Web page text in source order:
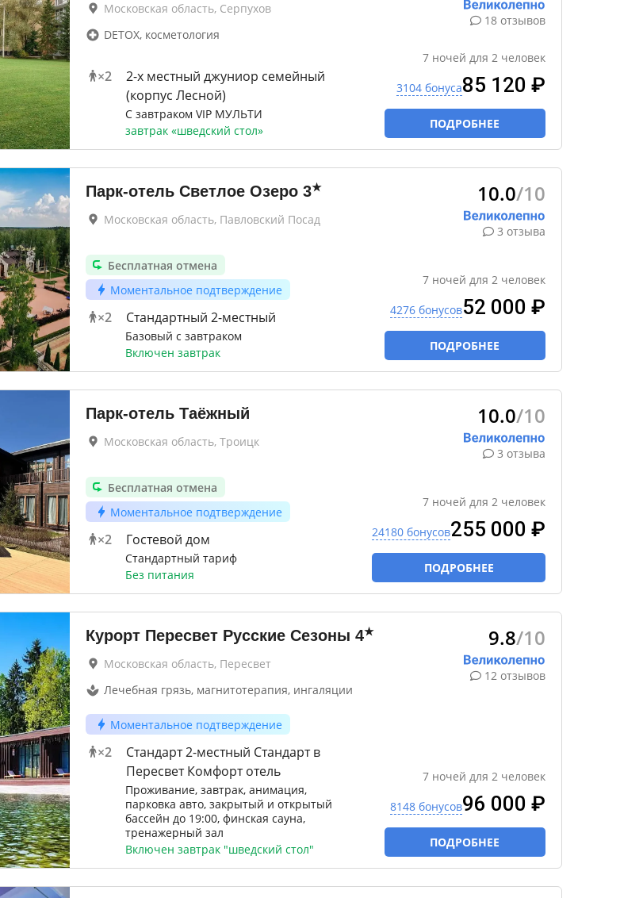
Московская область, Серпухов
DETOX, косметология
×2
2-x местный джуниор семейный
(корпус Лесной)
С завтраком VIP МУЛЬТИ
завтрак «шведский стол»
18 отзывов
7 ночей для 2 человек
3104 бонуса85 120 ₽
ПОДРОБНЕЕ
Парк-отель Светлое Озеро 3★
Московская область, Павловский Посад
Бесплатная отмена
Моментальное подтверждение
×2 Стандартный 2-местный
Базовый с завтраком
Включен завтрак
10.0/10
3 отзыва
7 ночей для 2 человек
4276 бонусов52 000 ₽
ПОДРОБНЕЕ
Парк-отель Таёжный
Московская область, Троицк
Бесплатная отмена
Моментальное подтверждение
×2 Гостевой дом
Стандартный тариф
Без питания
10.0/10
3 отзыва
7 ночей для 2 человек
24180 бонусов255 000 ₽
ПОДРОБНЕЕ
Курорт Пересвет Русские Сезоны 4★
Московская область, Пересвет
Лечебная грязь, магнитотерапия, ингаляции
Моментальное подтверждение
×2
Стандарт 2-местный Стандарт в
Пересвет Комфорт отель
Проживание, завтрак, анимация,
парковка авто, закрытый и открытый
бассейн до 19:00, финская сауна,
тренажерный зал
Включен завтрак "шведский стол"
9.8/10
12 отзывов
7 ночей для 2 человек
8148 бонусов96 000 ₽
ПОДРОБНЕЕ